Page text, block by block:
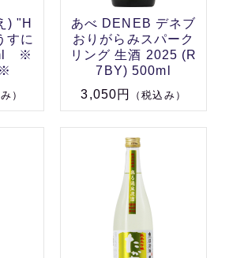
) "H
すに
※
）
あべ DENEB デネブ
おりがらみスパーク
リング 生酒 2025 (R
7BY) 500ml
3,050円
（税込み）